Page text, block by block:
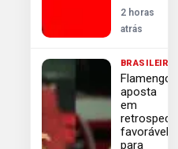
2 horas
atrás
BRASILEIRÃO
Flamengo
aposta
em
retrospecto
favorável
para